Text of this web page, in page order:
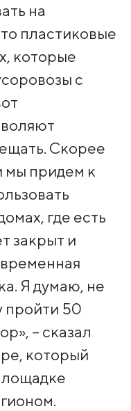
на
пластиковые
которые
с
Скорее
мы придем к
где есть
закрыт и
Я думаю, не
пройти 50
– сказал
который